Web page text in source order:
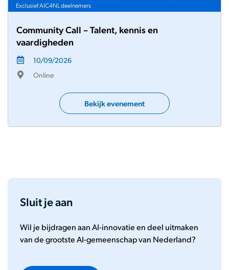
Exclusief AIC4NL deelnemers
Community Call – Talent, kennis en
vaardigheden
10/09/2026
Online
Bekijk evenement
Sluit je aan
Wil je bijdragen aan AI-innovatie en deel uitmaken
van de grootste AI-gemeenschap van Nederland?